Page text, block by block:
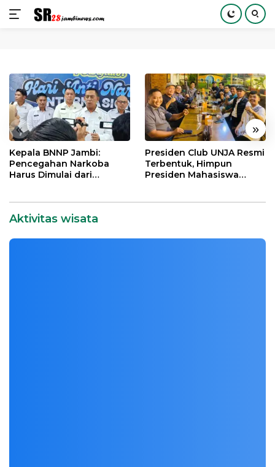
konten
« »
Kepala BNNP Jambi:
Pencegahan Narkoba
Harus Dimulai dari
Presiden Club UNJA Resmi
Terbentuk, Himpun
Presiden Mahasiswa
Aktivitas wisata
Wisata di Merangin Geopark:
Terjangkau
Blog|10 Maret, 2024